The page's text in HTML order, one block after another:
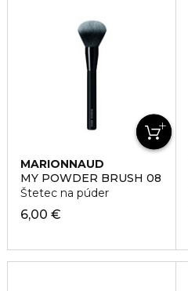
MARIONNAUD
ACCESSORIES
MY POWDER BRUSH 08
Štetec na púder
6,00 €